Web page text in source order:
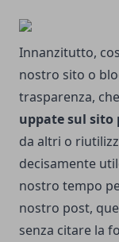
Innanzitutto,
nostro sito o
trasparenza,
uppate sul sito
da altri o
decisamente
nostro tempo
nostro post,
senza citare la